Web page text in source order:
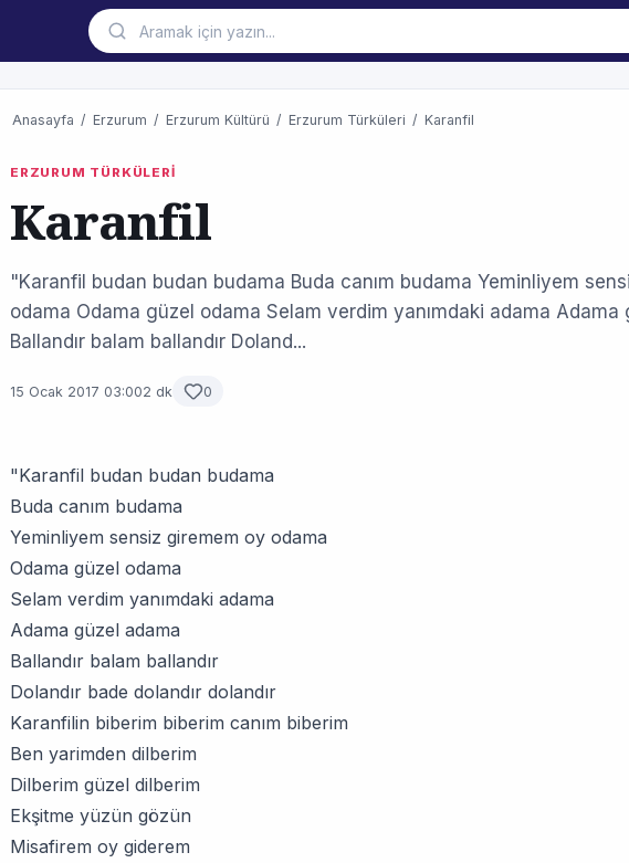
Anasayfa / Erzurum / Erzurum Kültürü / Erzurum Türküleri / Karanfil
ERZURUM TÜRKÜLERİ
Karanfil
"Karanfil budan budan budama Buda canım budama Yeminliyem
odama Odama güzel odama Selam verdim yanımdaki adama Adama
Ballandır balam ballandır Doland...
15 Ocak 2017 03:002 dk 0
"Karanfil budan budan budama
Buda canım budama
Yeminliyem sensiz giremem oy odama
Odama güzel odama
Selam verdim yanımdaki adama
Adama güzel adama
Ballandır balam ballandır
Dolandır bade dolandır dolandır
Karanfilin biberim biberim canım biberim
Ben yarimden dilberim
Dilberim güzel dilberim
Ekşitme yüzün gözün
Misafirem oy giderem